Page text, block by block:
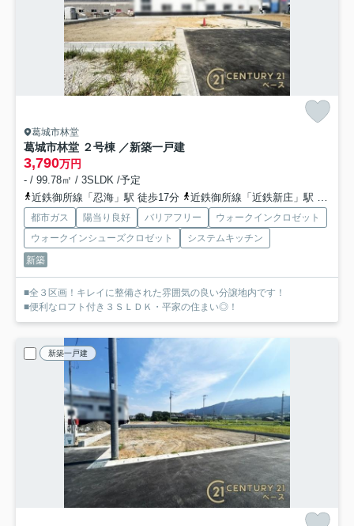
葛城市林堂
葛城市林堂 ２号棟 ／新築一戸建
3,790万円
- / 99.78㎡ / 3SLDK /予定
近鉄御所線「忍海」駅 徒歩17分
近鉄御所線「近鉄新庄」駅 徒歩21分
都市ガス 陽当り良好 バリアフリー
ウォークインクロゼット
ウォークインシューズクロゼット
システムキッチン
新築
■全３区画！キレイに整備された雰囲気の良い分譲地内です！
■便利なロフト付き３ＳＬＤＫ・平家の住まい◎！
新築一戸建